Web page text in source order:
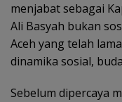
menjabat sebagai
Ali Basyah bukan
Aceh yang telah
dinamika sosial,
Sebelum dipercaya